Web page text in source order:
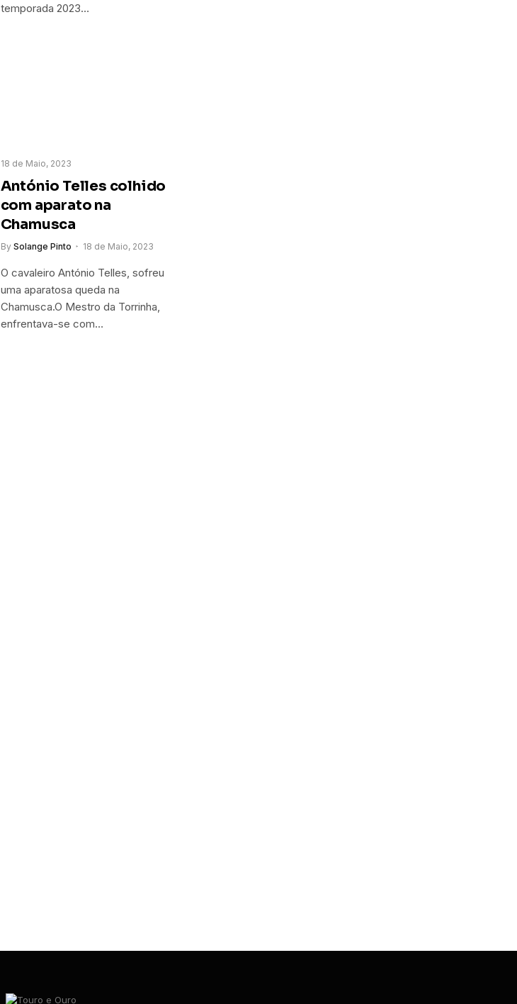
temporada 2023…
18 de Maio, 2023
António Telles colhido
com aparato na
Chamusca
By Solange Pinto 18 de Maio, 2023
O cavaleiro António Telles, sofreu
uma aparatosa queda na
Chamusca.O Mestro da Torrinha,
enfrentava-se com…